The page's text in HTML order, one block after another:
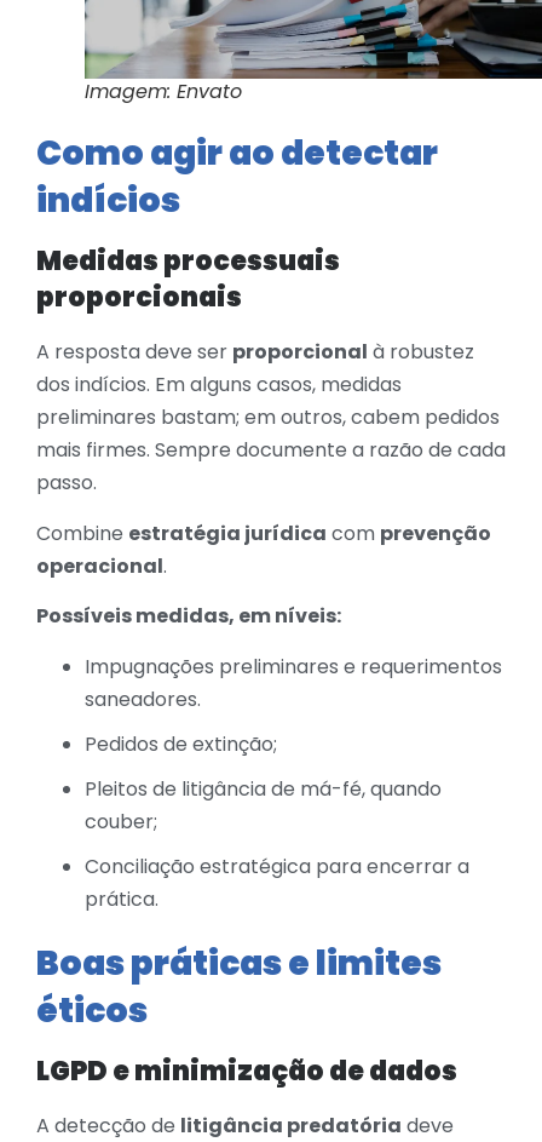
Imagem: Envato
Como agir ao detectar
indícios
Medidas processuais
proporcionais
A resposta deve ser proporcional à robustez
dos indícios. Em alguns casos, medidas
preliminares bastam; em outros, cabem pedidos
mais firmes. Sempre documente a razão de cada
passo.
Combine estratégia jurídica com prevenção
operacional.
Possíveis medidas, em níveis:
Impugnações preliminares e requerimentos
saneadores.
Pedidos de extinção;
Pleitos de litigância de má-fé, quando
couber;
Conciliação estratégica para encerrar a
prática.
Boas práticas e limites
éticos
LGPD e minimização de dados
A detecção de litigância predatória deve